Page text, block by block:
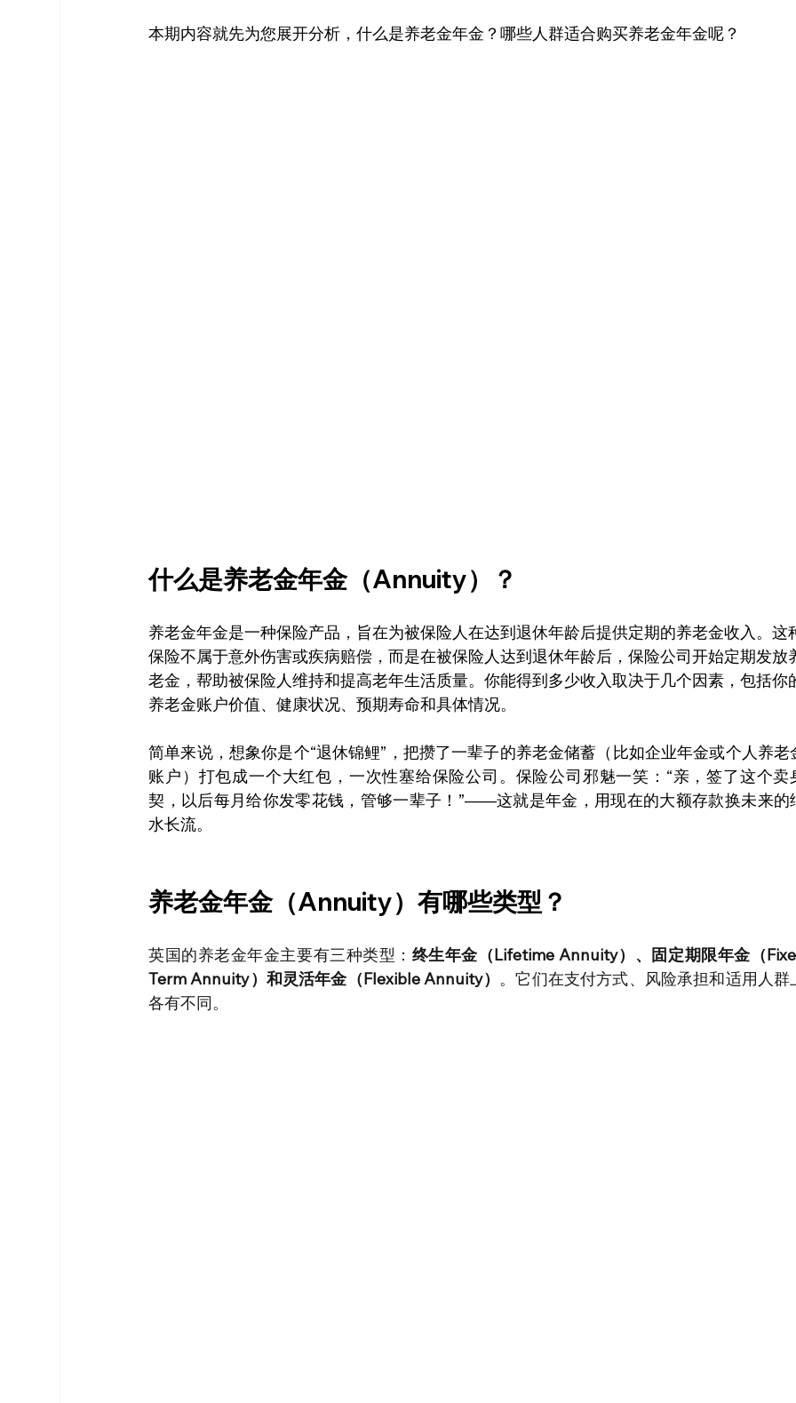
本期内容就先为您展开分析，什么是养老金年金？哪些人群适合购买养老金年金呢？
什么是养老金年金（Annuity）？
养老金年金是一种保险产品，旨在为被保险人在达到退休年龄后提供定期的养老金收入。这
保险不属于意外伤害或疾病赔偿，而是在被保险人达到退休年龄后，保险公司开始定期发放
老金，帮助被保险人维持和提高老年生活质量。你能得到多少收入取决于几个因素，包括你
养老金账户价值、健康状况、预期寿命和具体情况。
简单来说，想象你是个“退休锦鲤”，把攒了一辈子的养老金储蓄（比如企业年金或个人养老
账户）打包成一个大红包，一次性塞给保险公司。保险公司邪魅一笑：“亲，签了这个卖
契，以后每月给你发零花钱，管够一辈子！”——这就是年金，用现在的大额存款换未来的
水长流。
养老金年金（Annuity）有哪些类型？
英国的养老金年金主要有三种类型： 终生年金（Lifetime Annuity）、固定期限年金（
Term Annuity）和灵活年金（Flexible Annuity） 。它们在支付方式、风险承担和适用人群
各有不同。